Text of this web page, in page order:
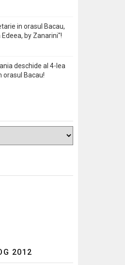
in orasul Bacau,
by Zanarini"!
deschide al 4-lea
orasul Bacau!
2012